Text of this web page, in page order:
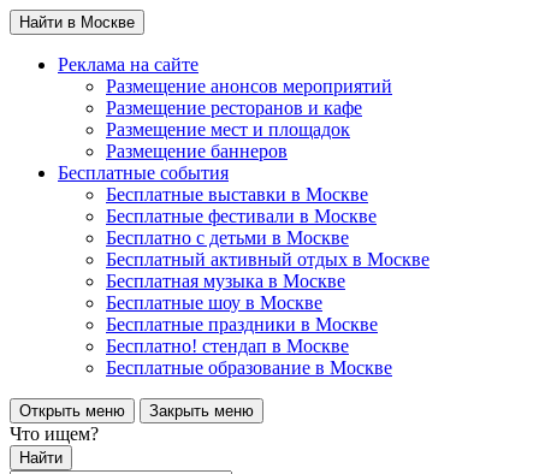
Найти в Москве
Реклама на сайте
Размещение анонсов мероприятий
Размещение ресторанов и кафе
Размещение мест и площадок
Размещение баннеров
Бесплатные события
Бесплатные выставки в Москве
Бесплатные фестивали в Москве
Бесплатно с детьми в Москве
Бесплатный активный отдых в Москве
Бесплатная музыка в Москве
Бесплатные шоу в Москве
Бесплатные праздники в Москве
Бесплатно! стендап в Москве
Бесплатные образование в Москве
Открыть меню Закрыть меню
Что ищем?
Найти